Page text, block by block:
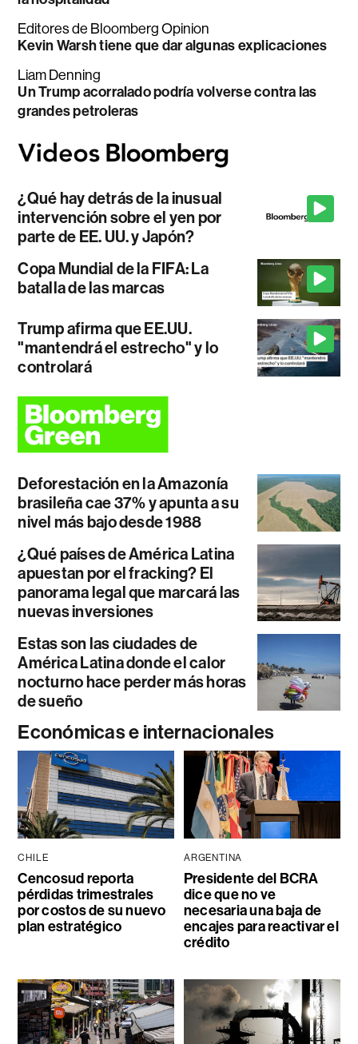
Editores de Bloomberg Opinion
Kevin Warsh tiene que dar algunas explicaciones
Liam Denning
Un Trump acorralado podría volverse contra las
grandes petroleras
¿Qué hay detrás de la inusual
intervención sobre el yen por
parte de EE. UU. y Japón?
Copa Mundial de la FIFA: La
batalla de las marcas
Trump afirma que EE.UU.
"mantendrá el estrecho" y lo
controlará
Deforestación en la Amazonía
brasileña cae 37% y apunta a su
nivel más bajo desde 1988
¿Qué países de América Latina
apuestan por el fracking? El
panorama legal que marcará las
nuevas inversiones
Estas son las ciudades de
América Latina donde el calor
nocturno hace perder más horas
de sueño
Económicas e internacionales
CHILE
Cencosud reporta
pérdidas trimestrales
por costos de su nuevo
plan estratégico
ARGENTINA
Presidente del BCRA
dice que no ve
necesaria una baja de
encajes para reactivar el
crédito